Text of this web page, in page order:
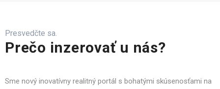
Presvedčte sa.
Prečo inzerovať u nás?
Sme nový inovatívny realitný portál s bohatými skúsenosťami na